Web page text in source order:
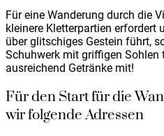
Für eine Wanderung durch die
kleinere Kletterpartien erfordert
über glitschiges Gestein führt,
Schuhwerk mit griffigen Sohlen
ausreichend Getränke mit!
Für den Start für die
wir folgende Adressen